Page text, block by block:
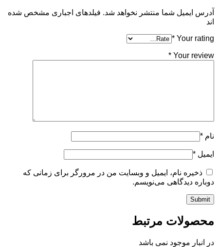
آدرس ایمیل شما منتشر نخواهد شد. فیلدهای اجباری مشخص شده
اند
Your rating
*
Your review
*
نام *
ایمیل *
ذخیره نام، ایمیل و وبسایت من در مرورگر برای زمانی که
دوباره دیدگاهی می‌نویسم.
محصولات مرتبط
در انبار موجود نمی باشد